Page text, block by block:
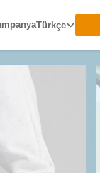
Türkçe